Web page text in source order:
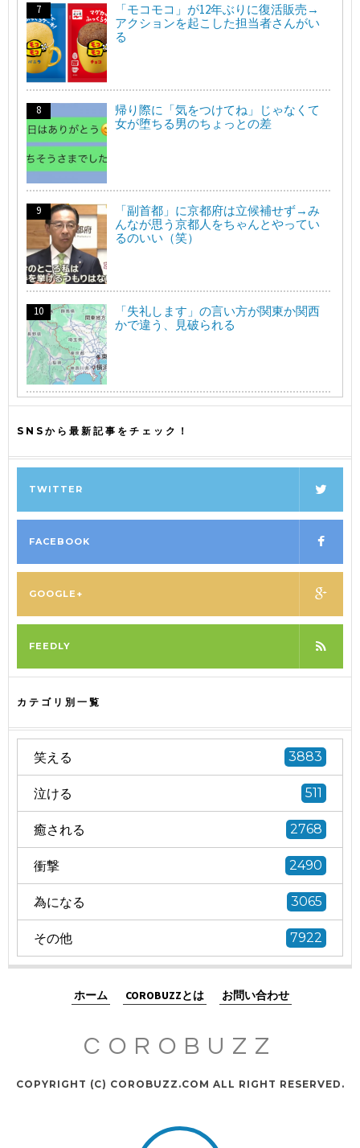
「モコモコ」が12年ぶりに復活販売→
アクションを起こした担当者さんがい
る
帰り際に「気をつけてね」じゃなくて
女が堕ちる男のちょっとの差
「副首都」に京都府は立候補せず→み
んなが思う京都人をちゃんとやってい
るのいい（笑）
「失礼します」の言い方が関東か関西
かで違う、見破られる
SNSから最新記事をチェック！
TWITTER
FACEBOOK
GOOGLE+
FEEDLY
カテゴリ別一覧
笑える 3883
泣ける 511
癒される 2768
衝撃 2490
為になる 3065
その他 7922
ホーム COROBUZZとは お問い合わせ
COROBUZZ
COPYRIGHT (C) COROBUZZ.COM ALL RIGHT RESERVED.